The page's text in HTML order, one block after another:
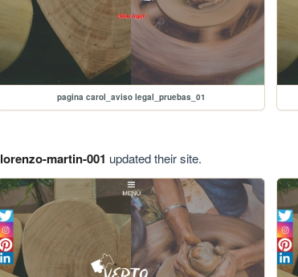
pagina carol_aviso legal_pruebas_01
lorenzo-martin-001 updated their site.